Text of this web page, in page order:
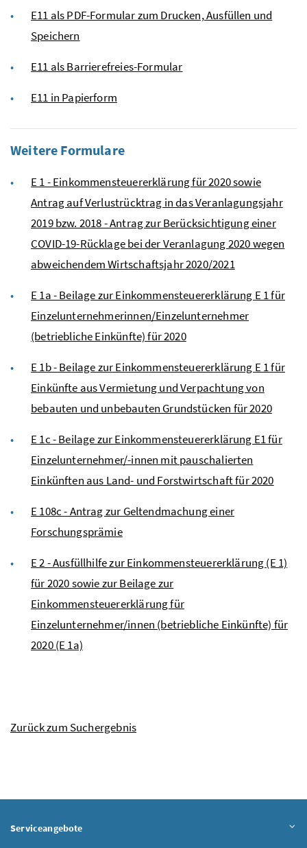
E11 als PDF-Formular zum Drucken, Ausfüllen und
Speichern
E11 als Barrierefreies-Formular
E11 in Papierform
Weitere Formulare
E 1 - Einkommensteuererklärung für 2020 sowie
Antrag auf Verlustrücktrag in das Veranlagungsjahr
2019 bzw. 2018 - Antrag zur Berücksichtigung einer
COVID-19-Rücklage bei der Veranlagung 2020 wegen
abweichendem Wirtschaftsjahr 2020/2021
E 1a - Beilage zur Einkommensteuererklärung E 1 für
Einzelunternehmerinnen/Einzelunternehmer
(betriebliche Einkünfte) für 2020
E 1b - Beilage zur Einkommensteuererklärung E 1 für
Einkünfte aus Vermietung und Verpachtung von
bebauten und unbebauten Grundstücken für 2020
E 1c - Beilage zur Einkommensteuererklärung E1 für
Einzelunternehmer/-innen mit pauschalierten
Einkünften aus Land- und Forstwirtschaft für 2020
E 108c - Antrag zur Geltendmachung einer
Forschungsprämie
E 2 - Ausfüllhilfe zur Einkommensteuererklärung (E 1)
für 2020 sowie zur Beilage zur
Einkommensteuererklärung für
Einzelunternehmer/innen (betriebliche Einkünfte) für
2020 (E 1a)
Zurück zum Suchergebnis
Serviceangebote